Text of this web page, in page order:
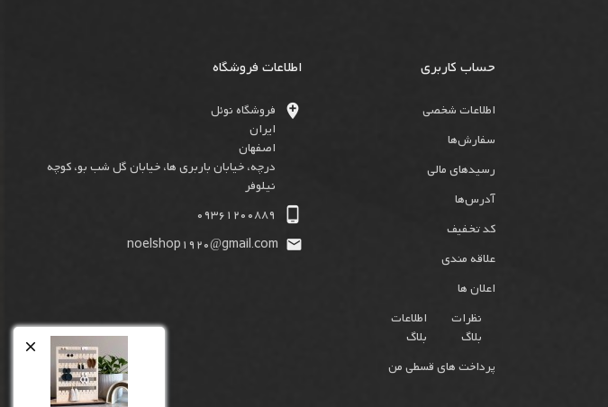

حساب کاربری
اطلاعات شخصی
سفارش‌ها
رسیدهای مالی
آدرس‌ها
کد تخفیف
علاقه مندی
اعلان ها
نظرات
بلاگ
اطلاعات
بلاگ
پرداخت های قسطی من
اطلاعات فروشگاه

فروشگاه نوئل
ایران
اصفهان
درچه، خیابان باربری ها، خیابان گل شب بو، کوچه
نیلوفر

09361200889

noelshop1920@gmail.com